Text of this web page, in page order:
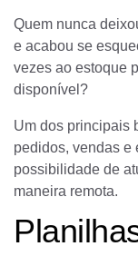
Quem nunca
e acabou se
vezes ao estoque
disponível?
Um dos principais
pedidos, vendas e
possibilidade de
maneira remota.